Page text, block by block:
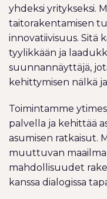
yhdeksi yritykseksi.
taitorakentamisen
innovatiivisuus. Sitä
tyylikkään ja
suunnannäyttäjä,
kehittymisen nälkä
Toimintamme
palvella ja kehittää
asumisen ratkaisut.
muuttuvan
mahdollisuudet
kanssa dialogissa